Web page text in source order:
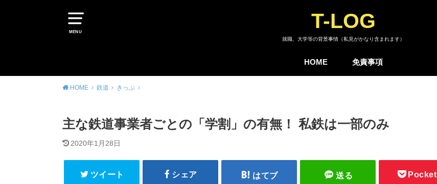
MENU T-LOG
就職、大学等の背景事情（私見がかなり含まれます）
HOME 免責事項
HOME 鉄道 きっぷ
主な鉄道事業者ごとの「学割」の有無！ 私鉄は一部のみ
2020年1月28日
ツイート シェア はてブ 送る Pocket